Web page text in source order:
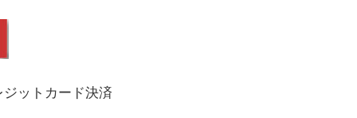
ットカード決済